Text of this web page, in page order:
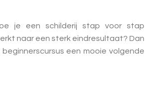
je een schilderij stap voor stap
naar een sterk eindresultaat? Dan
een mooie volgende